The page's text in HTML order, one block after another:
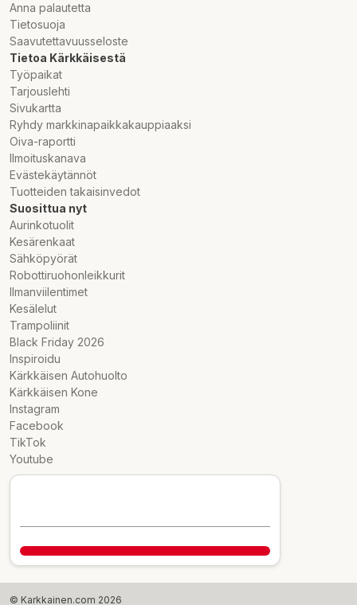
Anna palautetta
Tietosuoja
Saavutettavuusseloste
Tietoa Kärkkäisestä
Työpaikat
Tarjouslehti
Sivukartta
Ryhdy markkinapaikkakauppiaaksi
Oiva-raportti
Ilmoituskanava
Evästekäytännöt
Tuotteiden takaisinvedot
Suosittua nyt
Aurinkotuolit
Kesärenkaat
Sähköpyörät
Robottiruohonleikkurit
Ilmanviilentimet
Kesälelut
Trampoliinit
Black Friday 2026
Inspiroidu
Kärkkäisen Autohuolto
Kärkkäisen Kone
Instagram
Facebook
TikTok
Youtube
© Karkkainen.com 2026